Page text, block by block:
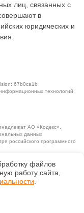
лиц, связанных с
в
юридических и
67b0ca1b
технологий:
АО «Кодекс».
данных
российского программного
файлов
работу сайта,